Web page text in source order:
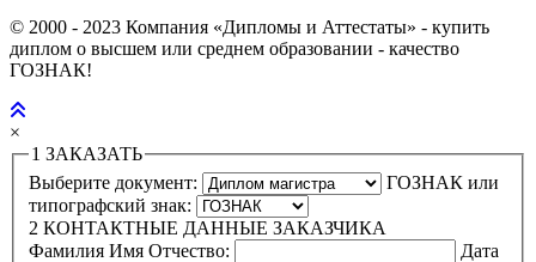
© 2000 - 2023 Компания «Дипломы и Аттестаты» - купить
диплом о высшем или среднем образовании - качество
ГОЗНАК!
×
1 ЗАКАЗАТЬ
Выберите документ:
ГОЗНАК или
типографский знак:
2 КОНТАКТНЫЕ ДАННЫЕ ЗАКАЗЧИКА
Фамилия Имя Отчество:
Дата